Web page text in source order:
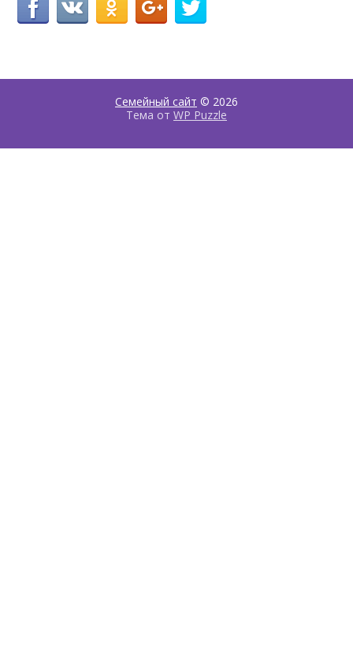
Семейный сайт © 2026
Тема от WP Puzzle